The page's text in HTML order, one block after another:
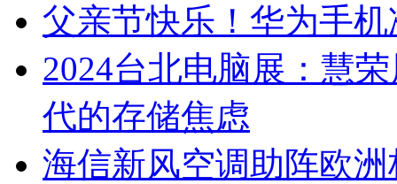
父亲节快乐！华为手
2024台北电脑展：慧
代的存储焦虑
海信新风空调助阵欧